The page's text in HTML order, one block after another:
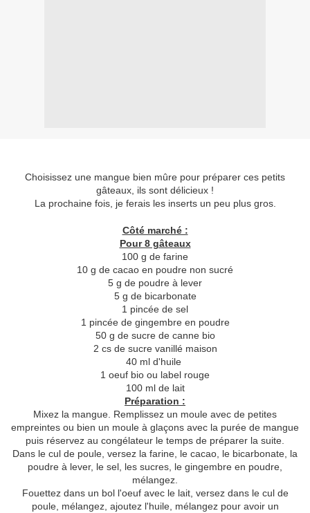
Choisissez une mangue bien mûre pour préparer ces petits
gâteaux, ils sont délicieux !
La prochaine fois, je ferais les inserts un peu plus gros.
Côté marché :
Pour 8 gâteaux
100 g de farine
10 g de cacao en poudre non sucré
5 g de poudre à lever
5 g de bicarbonate
1 pincée de sel
1 pincée de gingembre en poudre
50 g de sucre de canne bio
2 cs de sucre vanillé maison
40 ml d'huile
1 oeuf bio ou label rouge
100 ml de lait
Préparation :
Mixez la mangue. Remplissez un moule avec de petites
empreintes ou bien un moule à glaçons avec la purée de mangue
puis réservez au congélateur le temps de préparer la suite.
Dans le cul de poule, versez la farine, le cacao, le bicarbonate, la
poudre à lever, le sel, les sucres, le gingembre en poudre,
mélangez.
Fouettez dans un bol l'oeuf avec le lait, versez dans le cul de
poule, mélangez, ajoutez l'huile, mélangez pour avoir un